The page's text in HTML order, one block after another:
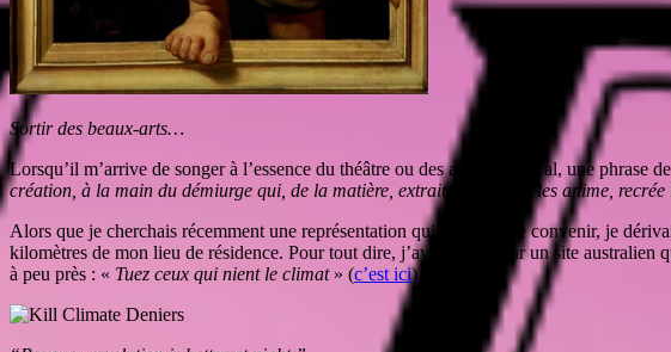
Sortir des beaux-arts…
Lorsqu’il m’arrive de songer à l’essence du théâtre ou des arts en général, une phrase
création, à la main du démiurge qui, de la matière, extrait les formes, les anime, recrée
Alors que je cherchais récemment une représentation qui pourrait me convenir, je
kilomètres de mon lieu de résidence. Pour tout dire, j’avais atterri sur un site
à peu près : « Tuez ceux qui nient le climat» (c’est ici).